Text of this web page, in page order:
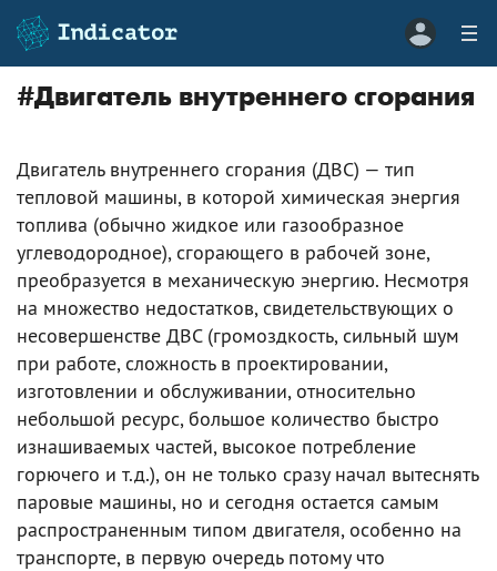
#Двигатель внутреннего сгорания
Двигатель внутреннего сгорания (ДВС) — тип
тепловой машины, в которой химическая энергия
топлива (обычно жидкое или газообразное
углеводородное), сгорающего в рабочей зоне,
преобразуется в механическую энергию. Несмотря
на множество недостатков, свидетельствующих о
несовершенстве ДВС (громоздкость, сильный шум
при работе, сложность в проектировании,
изготовлении и обслуживании, относительно
небольшой ресурс, большое количество быстро
изнашиваемых частей, высокое потребление
горючего и т.д.), он не только сразу начал вытеснять
паровые машины, но и сегодня остается самым
распространенным типом двигателя, особенно на
транспорте, в первую очередь потому что